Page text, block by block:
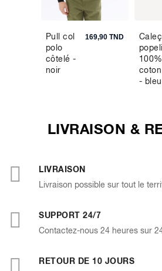
Pull col
polo
côtelé -
noir
169,90 TND
100%
- bleu
LIVRAISON &
LIVRAISON
Livraison possible sur tout le
SUPPORT 24/7
Contactez-nous 24 heures sur
RETOUR DE 10 JOURS